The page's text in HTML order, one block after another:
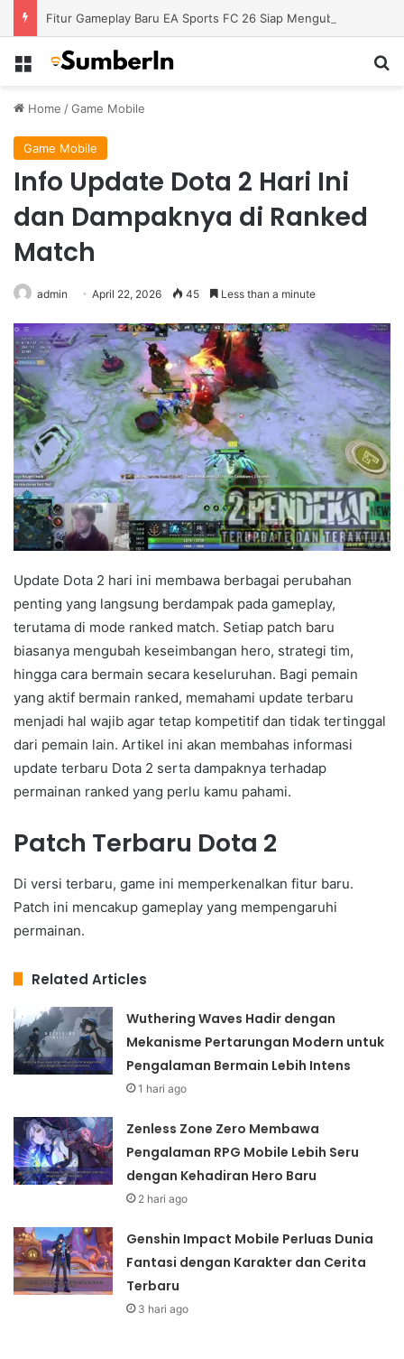
Menu
Home /Game Mobile
Game Mobile
Info Update Dota 2 Hari Ini
dan Dampaknya di Ranked
Match
admin April 22, 2026 45 Less than a minute
Update Dota 2 hari ini membawa berbagai perubahan
penting yang langsung berdampak pada gameplay,
terutama di mode ranked match. Setiap patch baru
biasanya mengubah keseimbangan hero, strategi tim,
hingga cara bermain secara keseluruhan. Bagi pemain
yang aktif bermain ranked, memahami update terbaru
menjadi hal wajib agar tetap kompetitif dan tidak tertinggal
dari pemain lain. Artikel ini akan membahas informasi
update terbaru Dota 2 serta dampaknya terhadap
permainan ranked yang perlu kamu pahami.
Patch Terbaru Dota 2
Di versi terbaru, game ini memperkenalkan fitur baru.
Patch ini mencakup gameplay yang mempengaruhi
permainan.
Related Articles
Wuthering Waves Hadir dengan
Mekanisme Pertarungan Modern untuk
Pengalaman Bermain Lebih Intens
1 hari ago
Zenless Zone Zero Membawa
Pengalaman RPG Mobile Lebih Seru
dengan Kehadiran Hero Baru
2 hari ago
Genshin Impact Mobile Perluas Dunia
Fantasi dengan Karakter dan Cerita
Terbaru
3 hari ago